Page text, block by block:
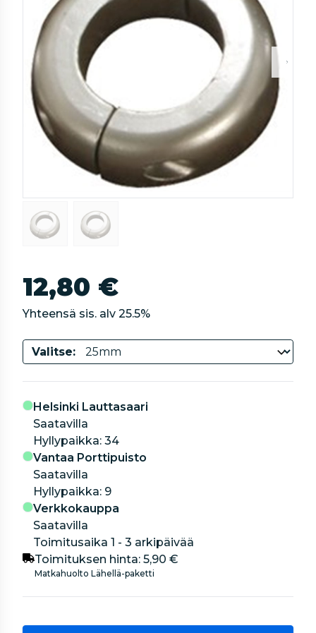
12,80 €
Yhteensä sis. alv 25.5%
Valitse:
Helsinki Lauttasaari
Saatavilla
hyllypaikka: 34
Vantaa Porttipuisto
Saatavilla
hyllypaikka: 9
Verkkokauppa
Saatavilla
Toimitusaika 1 - 3 arkipäivää
Toimituksen hinta: 5,90 €
Matkahuolto Lähellä-paketti